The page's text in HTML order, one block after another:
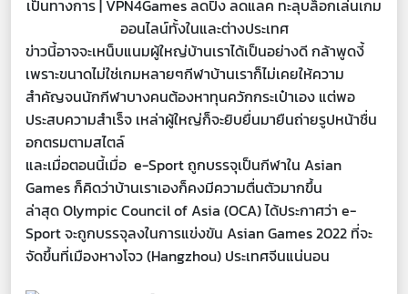
ข่าวนี้อาจจะเหน็บแนมผู้ใหญ่บ้านเราได้เป็นอย่างดี กล้าพูดงี้
เพราะขนาดไม่ใช่เกมหลายๆกีฬาบ้านเราก็ไม่เคยให้ความ
สำคัญจนนักกีฬาบางคนต้องหาทุนควักกระเป๋าเอง แต่พอ
ประสบความสำเร็จ เหล่าผู้ใหญ่ก็จะยิบยื่นมายืนถ่ายรูปหน้าชื่น
อกตรมตามสไตล์
และเมื่อตอนนี้เมื่อ e-Sport ถูกบรรจุเป็นกีฬาใน Asian
Games ก็คิดว่าบ้านเราเองก็คงมีความตื่นตัวมากขึ้น
ล่าสุด Olympic Council of Asia (OCA) ได้ประกาศว่า e-
Sport จะถูกบรรจุลงในการแข่งขัน Asian Games 2022 ที่จะ
จัดขึ้นที่เมืองหางโจว (Hangzhou) ประเทศจีนแน่นอน